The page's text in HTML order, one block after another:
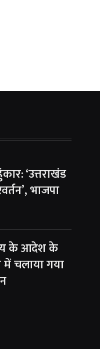
‘उत्तराखंड
भाजपा
के आदेश के
में चलाया गया